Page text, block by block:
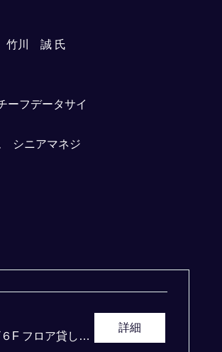
竹川 誠 氏
フデータサイ
シニアマネジ
富士ソフト アキバプラザ６F フロア貸し切り
詳細